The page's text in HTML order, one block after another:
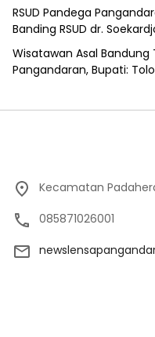
RSUD Pandega
Banding RSUD dr.
Wisatawan Asal Bandung
Pangandaran, Bupati:
Kecamatan
085871026001